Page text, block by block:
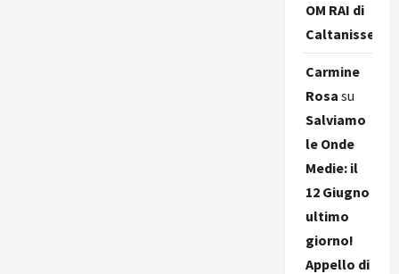
OM RAI di
Caltanissetta
Carmine
Rosa su
Salviamo
le Onde
Medie: il
12 Giugno
ultimo
giorno!
Appello di